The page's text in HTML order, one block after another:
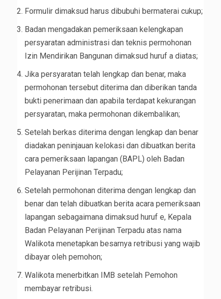
Formulir dimaksud harus dibubuhi bermaterai cukup;
Badan mengadakan pemeriksaan kelengkapan
persyaratan administrasi dan teknis permohonan
Izin Mendirikan Bangunan dimaksud huruf a diatas;
Jika persyaratan telah lengkap dan benar, maka
permohonan tersebut diterima dan diberikan tanda
bukti penerimaan dan apabila terdapat kekurangan
persyaratan, maka permohonan dikembalikan;
Setelah berkas diterima dengan lengkap dan benar
diadakan peninjauan kelokasi dan dibuatkan berita
cara pemeriksaan lapangan (BAPL) oleh Badan
Pelayanan Perijinan Terpadu;
Setelah permohonan diterima dengan lengkap dan
benar dan telah dibuatkan berita acara pemeriksaan
lapangan sebagaimana dimaksud huruf e, Kepala
Badan Pelayanan Perijinan Terpadu atas nama
Walikota menetapkan besarnya retribusi yang wajib
dibayar oleh pemohon;
Walikota menerbitkan IMB setelah Pemohon
membayar retribusi.